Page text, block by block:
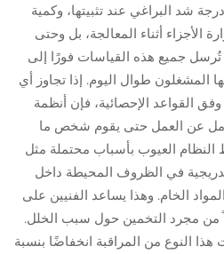
شد البراغي عند تثبيتها، وكمية
الأجزاء أثناء المعالجة، بل وحتى
تُرسل جميع هذه القياسات فورًا إلى
المشغلون طوال اليوم. إذا تجاوز أي
القواعد الإحصائية، فإن أنظمة
عن العمل حتى يقوم شخص ما
العيوب بأسباب محتملة مثل
في الظروف المحيطة داخل
الخام. وهذا يساعد الفنيين على
من مجرد التخمين حول سبب الخلل.
النوع من المراقبة انخفاضًا بنسبة